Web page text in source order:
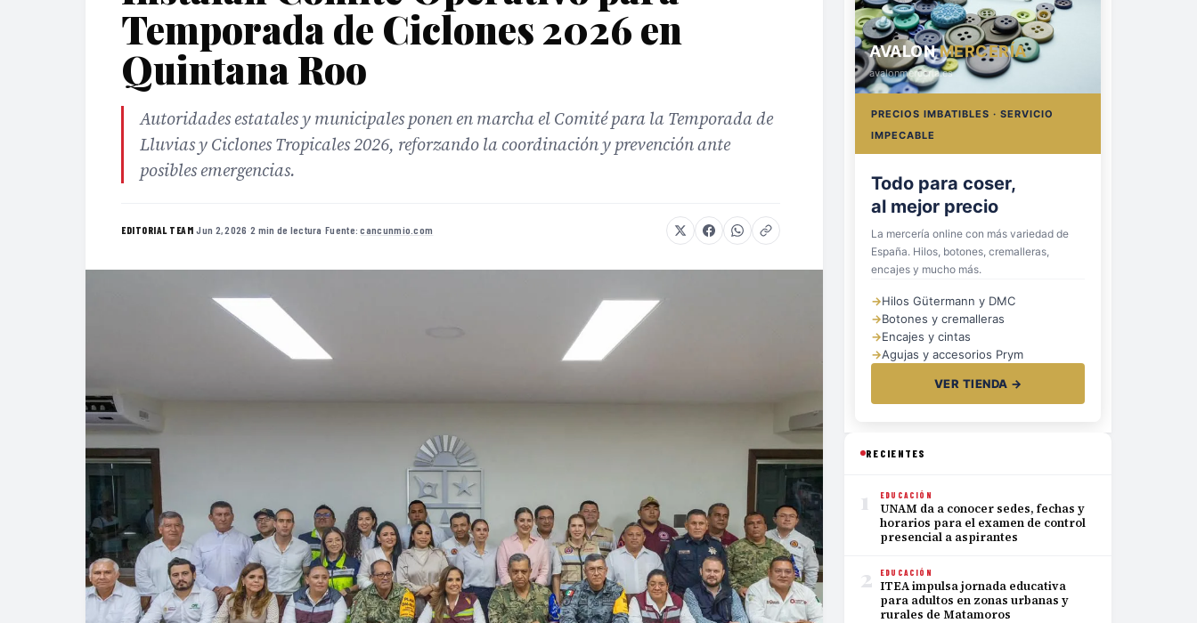
Temporada de Ciclones 2026 en
Quintana Roo
Autoridades estatales y municipales ponen en marcha el Comité para la Temporada de
Lluvias y Ciclones Tropicales 2026, reforzando la coordinación y prevención ante
posibles emergencias.
EDITORIAL TEAM·Jun 2, 2026 ·2 min de lectura ·Fuente:cancunmio.com
AVALONMERCERÍA
avalonmerceria.es
PRECIOS IMBATIBLES · SERVICIO
IMPECABLE
Hilos, botones
y cremalleras
La mercería online con más variedad de
España. Hilos, botones, cremalleras,
encajes y mucho más.
→Hilos Gütermann y DMC
→Botones y cremalleras
→Encajes y cintas
→Agujas y accesorios Prym
VER TIENDA →
RECIENTES
1 EDUCACIÓN
UNAM da a conocer sedes, fechas y
horarios para el examen de control
presencial a aspirantes
2 EDUCACIÓN
ITEA impulsa jornada educativa
para adultos en zonas urbanas y
rurales de Matamoros